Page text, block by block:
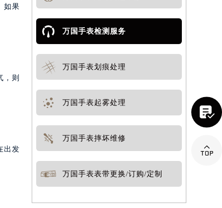
如果
，则
出发
万国手表检测服务
万国手表划痕处理
万国手表起雾处理
万国手表摔坏维修
万国手表表带更换/订购/定制

